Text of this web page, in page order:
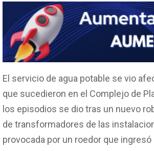
ce
b
o
o
k
at
s
A
p
p
tt
er
ail m
p
ar
tir
El servicio de agua potable se vio
que sucedieron en el Complejo de
los episodios se dio tras un nuevo
de transformadores de las
provocada por un roedor que